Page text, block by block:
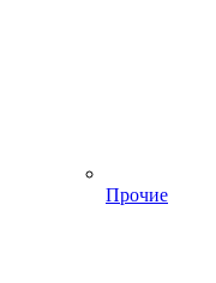
Прочие